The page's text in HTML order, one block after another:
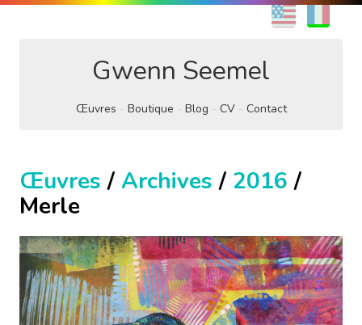
EN
Gwenn Seemel
Œuvres Boutique Blog CV Contact
Œuvres / Archives / 2016 /
Merle